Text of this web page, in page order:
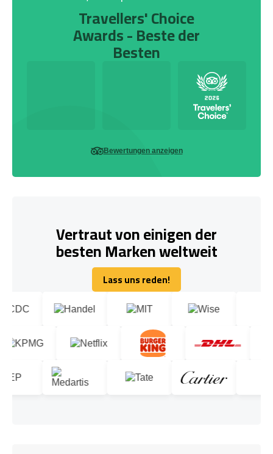
Travellers' Choice
Awards - Beste der
Besten
Bewertungen anzeigen
Vertraut von einigen der
besten Marken weltweit
Lass uns reden!
Lass uns reden!